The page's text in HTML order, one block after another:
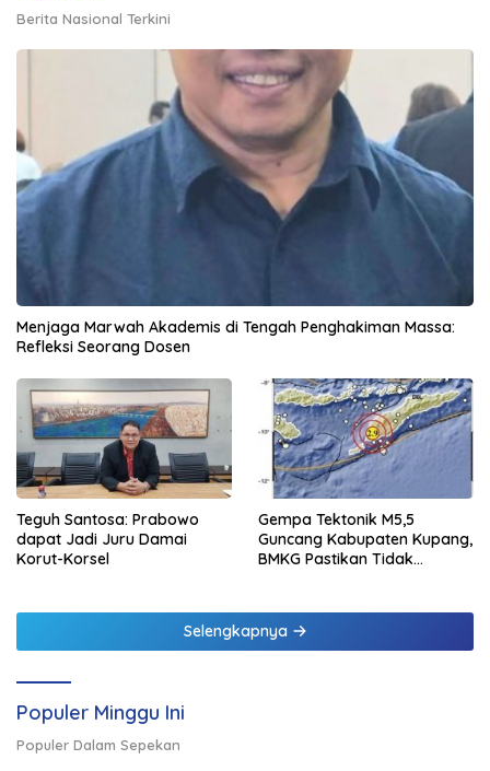
Berita Nasional Terkini
Menjaga Marwah Akademis di Tengah Penghakiman Massa:
Refleksi Seorang Dosen
Teguh Santosa: Prabowo
dapat Jadi Juru Damai
Korut-Korsel
Gempa Tektonik M5,5
Guncang Kabupaten Kupang,
BMKG Pastikan Tidak
Selengkapnya
Populer Minggu Ini
Populer Dalam Sepekan